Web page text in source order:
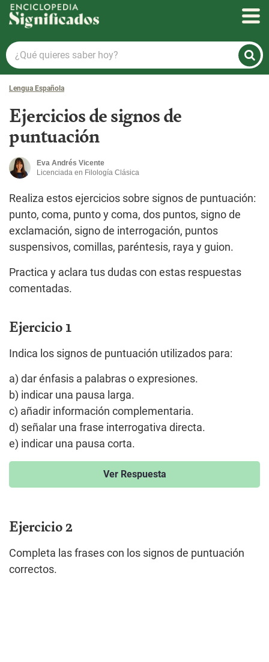
Enciclopedia Significados
¿Qué
quieres
saber
hoy?
Lengua Española
Ejercicios de signos de
puntuación
Eva Andrés Vicente
Licenciada en Filología Clásica
Realiza estos ejercicios sobre signos de puntuación:
punto, coma, punto y coma, dos puntos, signo de
exclamación, signo de interrogación, puntos
suspensivos, comillas, paréntesis, raya y guion.
Practica y aclara tus dudas con estas respuestas
comentadas.
Ejercicio 1
Indica los signos de puntuación utilizados para:
a) dar énfasis a palabras o expresiones.
b) indicar una pausa larga.
c) añadir información complementaria.
d) señalar una frase interrogativa directa.
e) indicar una pausa corta.
Ver Respuesta
Ejercicio 2
Completa las frases con los signos de puntuación
correctos.